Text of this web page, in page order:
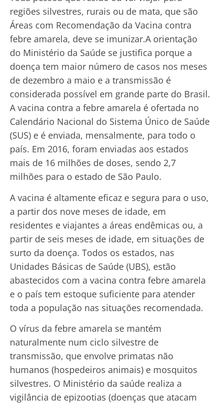
regiões silvestres, rurais ou de mata, que são
Áreas com Recomendação da Vacina contra
febre amarela, deve se imunizar.A orientação
do Ministério da Saúde se justifica porque a
doença tem maior número de casos nos meses
de dezembro a maio e a transmissão é
considerada possível em grande parte do Brasil.
A vacina contra a febre amarela é ofertada no
Calendário Nacional do Sistema Único de Saúde
(SUS) e é enviada, mensalmente, para todo o
país. Em 2016, foram enviadas aos estados
mais de 16 milhões de doses, sendo 2,7
milhões para o estado de São Paulo.
A vacina é altamente eficaz e segura para o uso,
a partir dos nove meses de idade, em
residentes e viajantes a áreas endêmicas ou, a
partir de seis meses de idade, em situações de
surto da doença. Todos os estados, nas
Unidades Básicas de Saúde (UBS), estão
abastecidos com a vacina contra febre amarela
e o país tem estoque suficiente para atender
toda a população nas situações recomendada.
O vírus da febre amarela se mantém
naturalmente num ciclo silvestre de
transmissão, que envolve primatas não
humanos (hospedeiros animais) e mosquitos
silvestres. O Ministério da saúde realiza a
vigilância de epizootias (doenças que atacam